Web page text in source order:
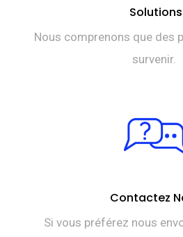
Solutions
Nous comprenons que des
survenir.
Contactez
Si vous préférez nous